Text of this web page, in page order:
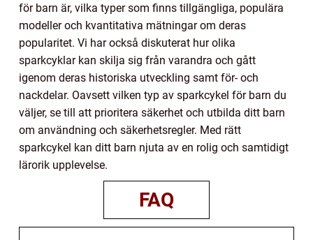
för barn är, vilka typer som finns tillgängliga, populära
modeller och kvantitativa mätningar om deras
popularitet. Vi har också diskuterat hur olika
sparkcyklar kan skilja sig från varandra och gått
igenom deras historiska utveckling samt för- och
nackdelar. Oavsett vilken typ av sparkcykel för barn du
väljer, se till att prioritera säkerhet och utbilda ditt barn
om användning och säkerhetsregler. Med rätt
sparkcykel kan ditt barn njuta av en rolig och samtidigt
lärorik upplevelse.
FAQ